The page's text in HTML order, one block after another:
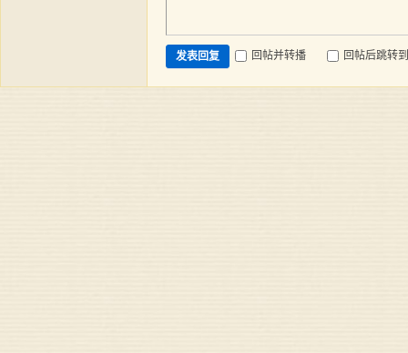
发表回复 回帖并转播 回帖后跳转